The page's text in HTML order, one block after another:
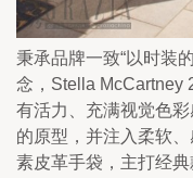
秉承品牌一致“以时装
念，Stella McCartney
有活力、充满视觉色
的原型，并注入柔软
素皮革手袋，主打经